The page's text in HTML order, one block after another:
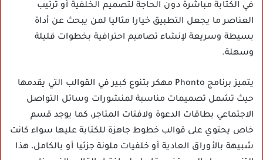
في الكتابة مباشرة دون الحاجة لتصميم الخلفية أو ترتيب
العناصر ما يجعل التطبيق خيارا مثاليا لمن يبحث عن أداة
بسيطة وسريعة لإنشاء تصاميم احترافية بخطوات قليلة
وسهلة.
يتميز برنامج Phonto مهكر بتنوع كبير في القوالب التي يقدمها
حيث تشمل تصميمات مناسبة لمنشورات وسائل التواصل
الاجتماعي بطاقات الدعوة ولافتات المتاجر، كما يوجد قسم
خاص يحتوي على قوالب خطوط جاهزة للكتابة عليها سواء كانت
شبيهة بالأوراق العادية أو خلفيات ملونة جزئيا أو بالكامل، هذا